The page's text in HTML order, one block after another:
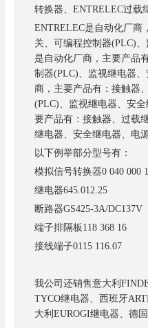
转换器、ENTRELEC过载
ENTRELEC是自动化厂商
关、可编程控制器(PLC)
是自动化厂商，主要产品
制器(PLC)、监视继电器
商，主要产品有：接触器
(PLC)、监视继电器、安
要产品有：接触器、过载
继电器、安全继电器、电
以下例举部分型号有：
模拟信号转换器0 040 000
继电器645.012.25
断路器GS425-3A/DC137V
端子排隔板 118 368 16
接线端子0115 116.07
我公司还销售意大利
TYCO继电器、西班牙
大利EUROGI继电器、德